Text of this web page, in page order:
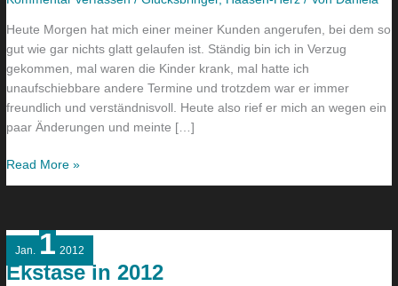
Heute Morgen hat mich einer meiner Kunden angerufen, bei dem so
gut wie gar nichts glatt gelaufen ist. Ständig bin ich in Verzug
gekommen, mal waren die Kinder krank, mal hatte ich
unaufschiebbare andere Termine und trotzdem war er immer
freundlich und verständnisvoll. Heute also rief er mich an wegen ein
paar Änderungen und meinte […]
Read More »
Jan. 1 2012
Ekstase in 2012
Ekstase
in
2012